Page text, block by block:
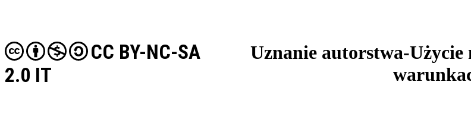
Uznanie autorstwa-
CC BY-NC-SA
2.0 IT